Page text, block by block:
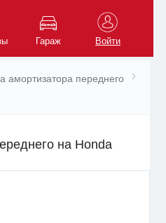
Гараж Войти
амортизатора переднего
на Honda